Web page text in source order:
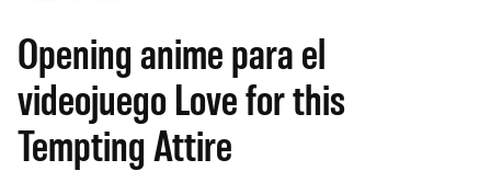
Opening anime para el
videojuego Love for this
Tempting Attire